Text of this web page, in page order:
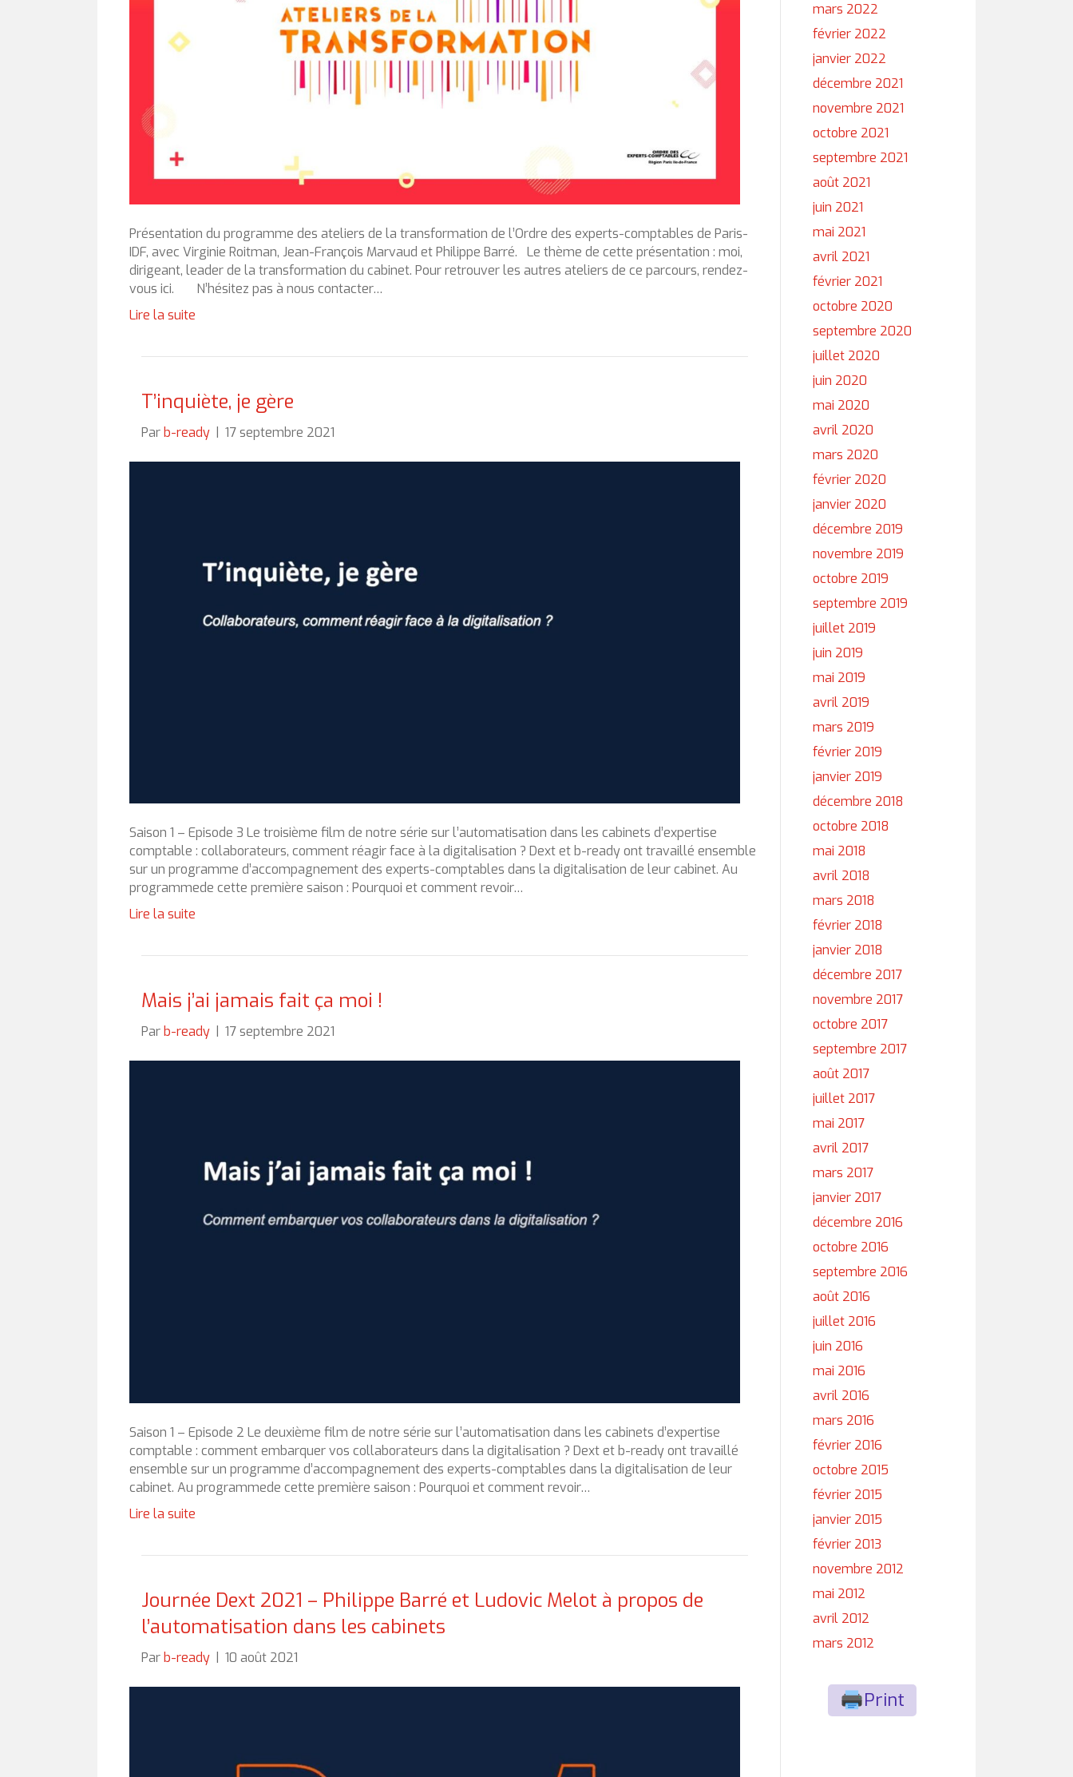
Présentation du programme des ateliers de la transformation de l’Ordre des experts-comptables de Paris-
IDF, avec Virginie Roitman, Jean-François Marvaud et Philippe Barré. Le thème de cette présentation : moi,
dirigeant, leader de la transformation du cabinet. Pour retrouver les autres ateliers de ce parcours, rendez-
vous ici. N’hésitez pas à nous contacter…
Lire la suite
T’inquiète, je gère
Parb-ready | 17 septembre 2021
Saison 1 – Episode 3 Le troisième film de notre série sur l’automatisation dans les cabinets d’expertise
comptable : collaborateurs, comment réagir face à la digitalisation ? Dext et b-ready ont travaillé ensemble
sur un programme d’accompagnement des experts-comptables dans la digitalisation de leur cabinet. Au
programmede cette première saison : Pourquoi et comment revoir…
Lire la suite
Mais j’ai jamais fait ça moi !
Parb-ready 17 septembre 2021
Saison 1 – Episode 2 Le deuxième film de notre série sur l’automatisation dans les cabinets d’expertise
comptable : comment embarquer vos collaborateurs dans la digitalisation ? Dext et b-ready ont travaillé
ensemble sur un programme d’accompagnement des experts-comptables dans la digitalisation de leur
cabinet. Au programmede cette première saison : Pourquoi et comment revoir…
Lire la suite
Journée Dext 2021 – Philippe Barré et Ludovic Melot à propos de
l’automatisation dans les cabinets
Parb-ready 10 août 2021
mars 2022
février 2022
janvier 2022
décembre 2021
novembre 2021
octobre 2021
septembre 2021
août 2021
juin 2021
mai 2021
avril 2021
février 2021
octobre 2020
septembre 2020
juillet 2020
juin 2020
mai 2020
avril 2020
mars 2020
février 2020
janvier 2020
décembre 2019
novembre 2019
octobre 2019
septembre 2019
juillet 2019
juin 2019
mai 2019
avril 2019
mars 2019
février 2019
janvier 2019
décembre 2018
octobre 2018
mai 2018
avril 2018
mars 2018
février 2018
janvier 2018
décembre 2017
novembre 2017
octobre 2017
septembre 2017
août 2017
juillet 2017
mai 2017
avril 2017
mars 2017
janvier 2017
décembre 2016
octobre 2016
septembre 2016
août 2016
juillet 2016
juin 2016
mai 2016
avril 2016
mars 2016
février 2016
octobre 2015
février 2015
janvier 2015
février 2013
novembre 2012
mai 2012
avril 2012
mars 2012
Print